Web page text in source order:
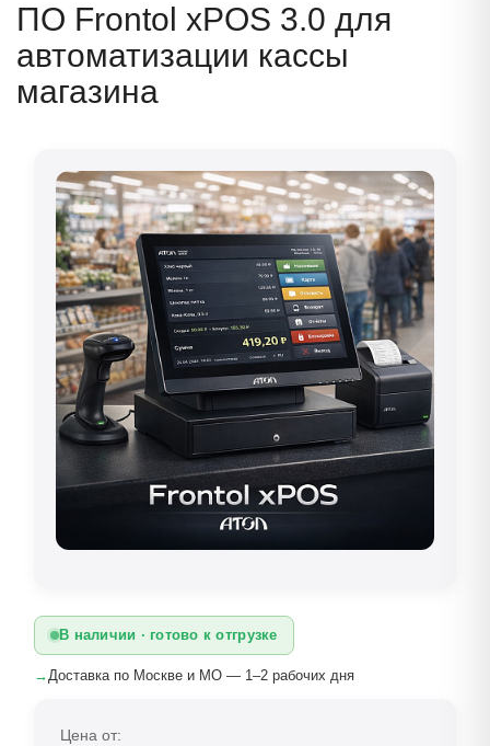
ПО Frontol xPOS 3.0 для
автоматизации кассы
магазина
В наличии · готово к отгрузке
→Доставка по Москве и МО — 1–2 рабочих дня
Цена от: